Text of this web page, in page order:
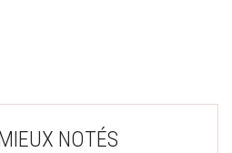
NOTÉS